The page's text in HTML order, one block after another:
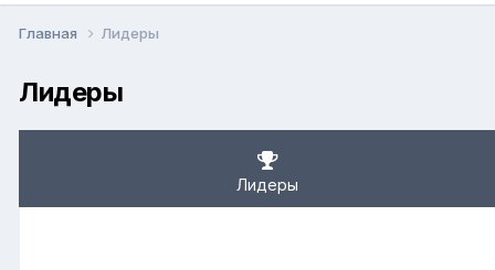
Главная Лидеры
Лидеры
Лидеры